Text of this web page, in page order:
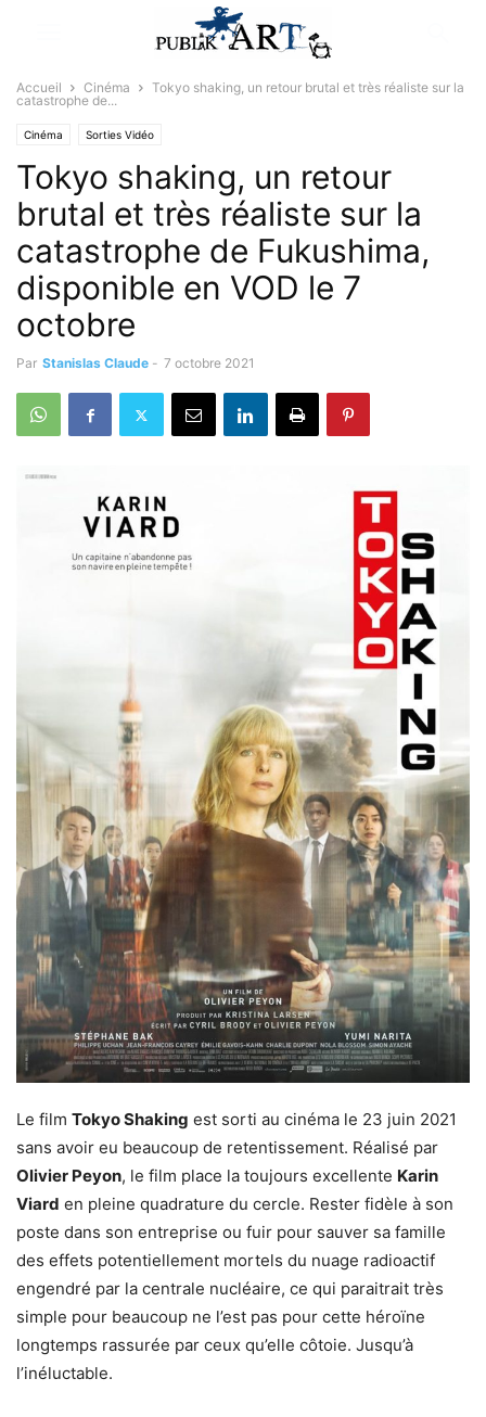
Accueil Cinéma
Tokyo shaking, un retour brutal et très réaliste sur la
catastrophe de...
Cinéma Sorties Vidéo
Tokyo shaking, un retour
brutal et très réaliste sur la
catastrophe de Fukushima,
disponible en VOD le 7
octobre
Par Stanislas Claude - 7 octobre 2021
Le film Tokyo Shaking est sorti au cinéma le 23 juin 2021
sans avoir eu beaucoup de retentissement. Réalisé par
Olivier Peyon, le film place la toujours excellente Karin
Viard en pleine quadrature du cercle. Rester fidèle à son
poste dans son entreprise ou fuir pour sauver sa famille
des effets potentiellement mortels du nuage radioactif
engendré par la centrale nucléaire, ce qui paraitrait très
simple pour beaucoup ne l’est pas pour cette héroïne
longtemps rassurée par ceux qu’elle côtoie. Jusqu’à
l’inéluctable.